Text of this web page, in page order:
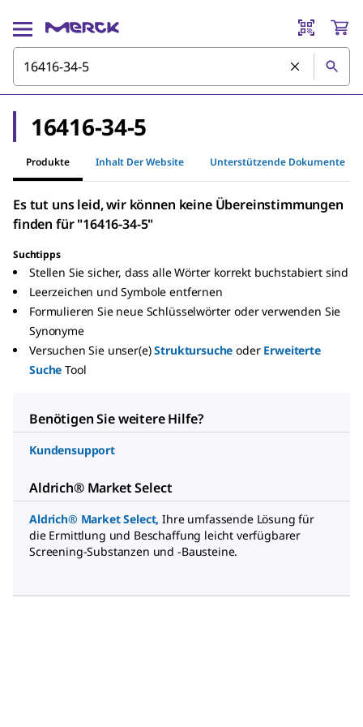
16416-34-5
Produkte Inhalt Der Website Unterstützende Dokumente
Es tut uns leid, wir können keine Übereinstimmungen
finden für "16416-34-5"
Suchtipps
Stellen Sie sicher, dass alle Wörter korrekt buchstabiert sind
Leerzeichen und Symbole entfernen
Formulieren Sie neue Schlüsselwörter oder verwenden Sie
Synonyme
Versuchen Sie unser(e) Struktursuche oder Erweiterte
Suche Tool
Benötigen Sie weitere Hilfe?
Kundensupport
Aldrich® Market Select
Aldrich® Market Select, Ihre umfassende Lösung für
die Ermittlung und Beschaffung leicht verfügbarer
Screening-Substanzen und -Bausteine.